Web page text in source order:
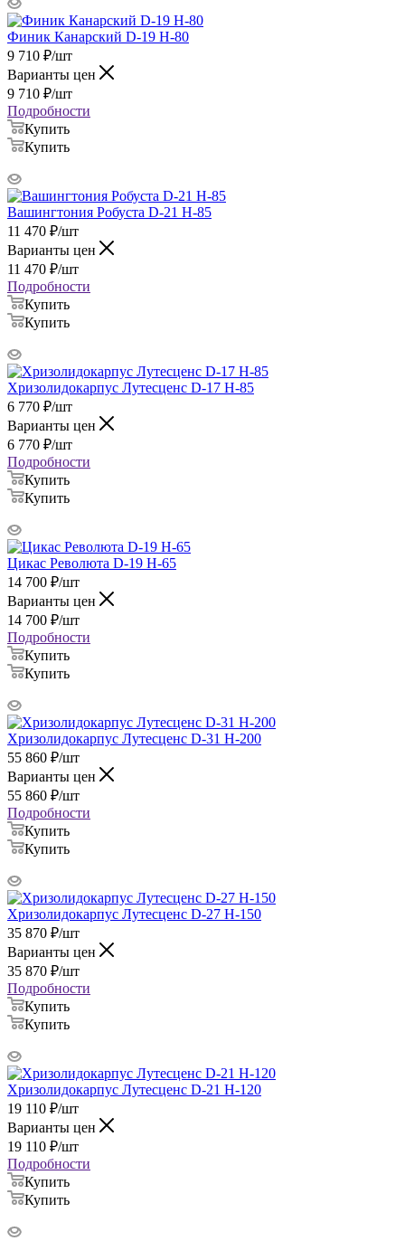
Финик Канарский D-19 H-80
9 710 ₽/шт
Варианты цен
9 710 ₽/шт
Подробности
Купить
Купить
Вашингтония Робуста D-21 H-85
11 470 ₽/шт
Варианты цен
11 470 ₽/шт
Подробности
Купить
Купить
Хризолидокарпус Лутесценс D-17 H-85
6 770 ₽/шт
Варианты цен
6 770 ₽/шт
Подробности
Купить
Купить
Цикас Революта D-19 H-65
14 700 ₽/шт
Варианты цен
14 700 ₽/шт
Подробности
Купить
Купить
Хризолидокарпус Лутесценс D-31 H-200
55 860 ₽/шт
Варианты цен
55 860 ₽/шт
Подробности
Купить
Купить
Хризолидокарпус Лутесценс D-27 H-150
35 870 ₽/шт
Варианты цен
35 870 ₽/шт
Подробности
Купить
Купить
Хризолидокарпус Лутесценс D-21 H-120
19 110 ₽/шт
Варианты цен
19 110 ₽/шт
Подробности
Купить
Купить